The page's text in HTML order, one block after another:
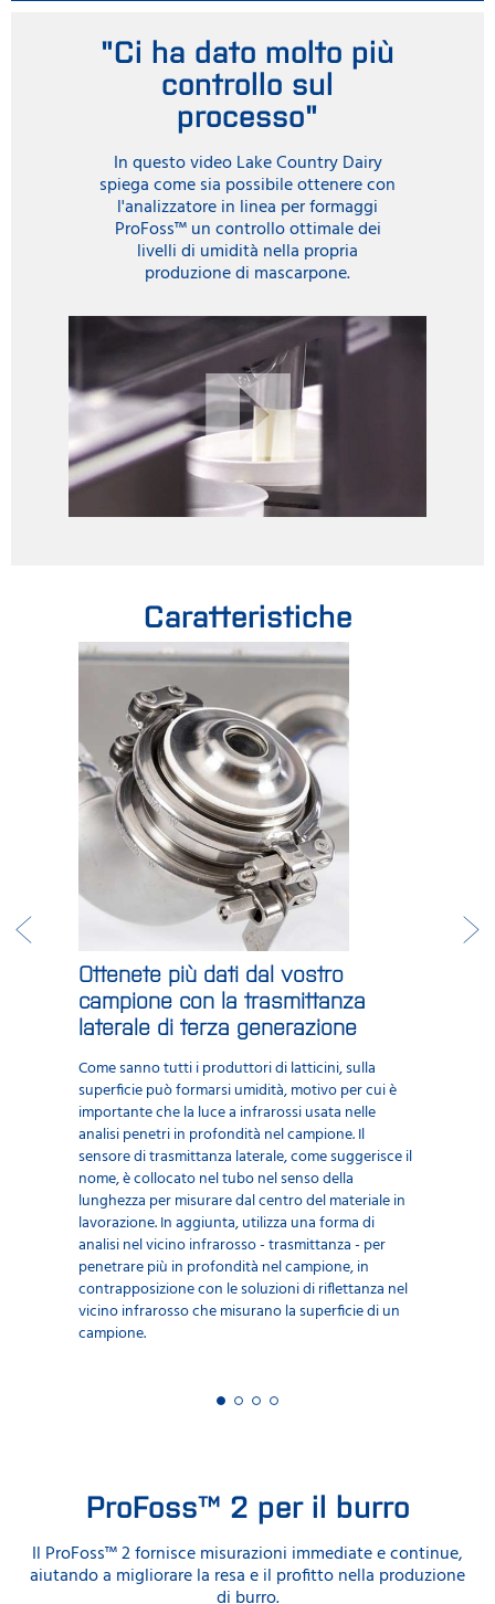
"Ci ha dato molto più
controllo sul
processo"
In questo video Lake Country Dairy
spiega come sia possibile ottenere con
l'analizzatore in linea per formaggi
ProFoss™ un controllo ottimale dei
livelli di umidità nella propria
produzione di mascarpone.
Caratteristiche
Ottenete più dati dal vostro
campione con la trasmittanza
laterale di terza generazione
Come sanno tutti i produttori di latticini, sulla
superficie può formarsi umidità, motivo per cui è
importante che la luce a infrarossi usata nelle
analisi penetri in profondità nel campione. Il
sensore di trasmittanza laterale, come suggerisce il
nome, è collocato nel tubo nel senso della
lunghezza per misurare dal centro del materiale in
lavorazione. In aggiunta, utilizza una forma di
analisi nel vicino infrarosso - trasmittanza - per
penetrare più in profondità nel campione, in
contrapposizione con le soluzioni di riflettanza nel
vicino infrarosso che misurano la superficie di un
campione.
ProFoss™ 2 per il burro
Il ProFoss™ 2 fornisce misurazioni immediate e continue,
aiutando a migliorare la resa e il profitto nella produzione
di burro.